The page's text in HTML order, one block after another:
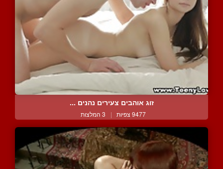
זוג אוהבים צעירים נהנים ...
9477 צפיות | 3 המלצות